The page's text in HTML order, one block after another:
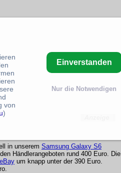
in unserem Samsung Galaxy S6
Händlerangeboten rund 400 Euro. Die
eBay um knapp unter der 390 Euro.
von
)
Einverstanden
Nur die Notwendigen